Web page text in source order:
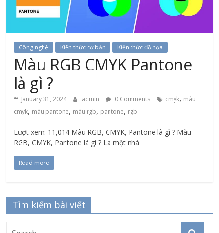
Công nghệ Kiến thức cơ bản Kiến thức đồ họa
Màu RGB CMYK Pantone
là gì ?
January 31, 2024 admin 0 Comments cmyk, màu
cmyk, màu pantone, màu rgb, pantone, rgb
Lượt xem: 11,014 Màu RGB, CMYK, Pantone là gì ? Màu
RGB, CMYK, Pantone là gì ? Là một nhà
Read more
Tìm kiếm bài viết